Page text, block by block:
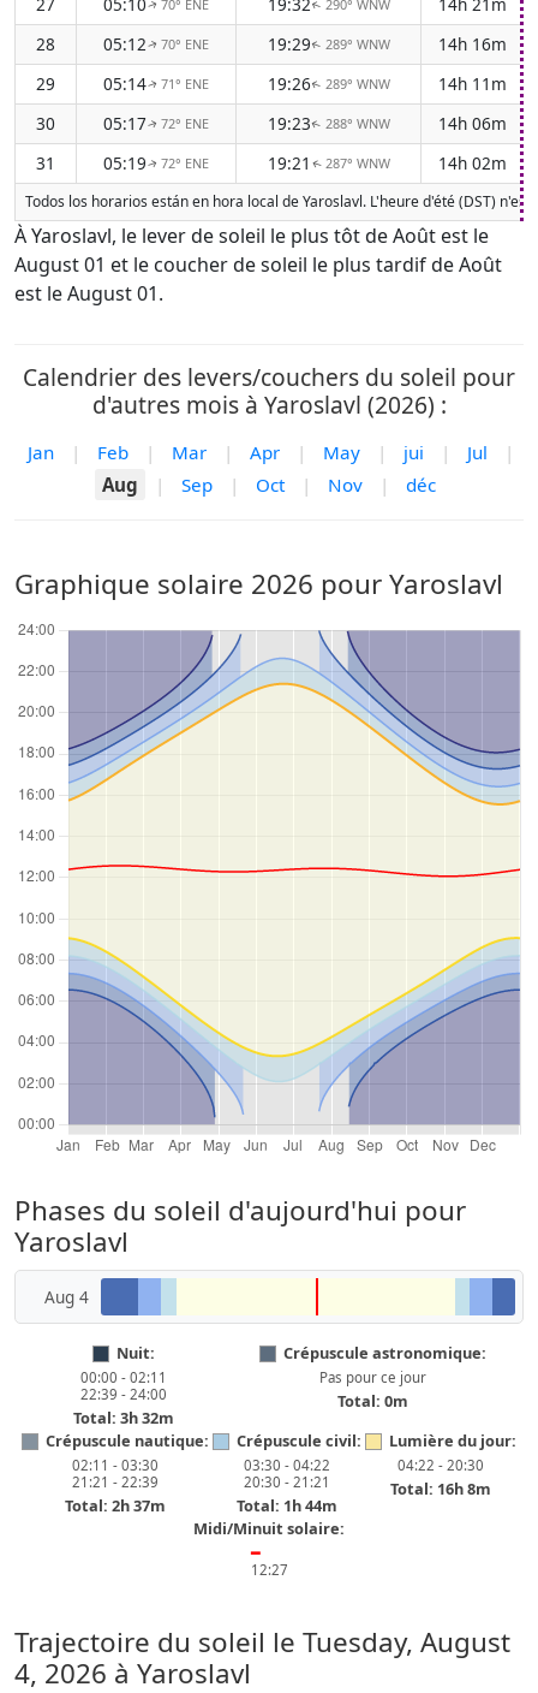
↑70° ENE ↑ 290° WNW
28
05:12↑70° ENE 19:29↑ 289° WNW
14h 16m
29
05:14↑71° ENE 19:26↑ 289° WNW
14h 11m
30
05:17↑72° ENE 19:23↑ 288° WNW
14h 06m
31
05:19↑72° ENE 19:21 ↑ 287° WNW 14h 02m
Todos los horarios están en hora local de Yaroslavl. L'heure d'été (DST)
À Yaroslavl, le lever de soleil le plus tôt de Août est le
August 01 et le coucher de soleil le plus tardif de Août
est le August 01.
Calendrier des levers/couchers du soleil pour
d'autres mois à Yaroslavl (2026) :
Jan | Feb | Mar | Apr | May | jui | Jul
|
Aug
| Sep | Oct | Nov | déc
Graphique solaire 2026 pour Yaroslavl
Phases du soleil d'aujourd'hui pour
Yaroslavl
Aug 4
Nuit:
00:00 - 02:11
22:39 - 24:00
Total: 3h 32m
Crépuscule astronomique:
Pas pour ce jour
Total: 0m
Crépuscule nautique:
02:11 - 03:30
21:21 - 22:39
Total: 2h 37m
Crépuscule civil:
03:30 - 04:22
20:30 - 21:21
Total: 1h 44m
Lumière du jour:
04:22 - 20:30
Total: 16h 8m
Midi/Minuit solaire:
━
12:27
Trajectoire du soleil le Tuesday, August
4, 2026 à Yaroslavl